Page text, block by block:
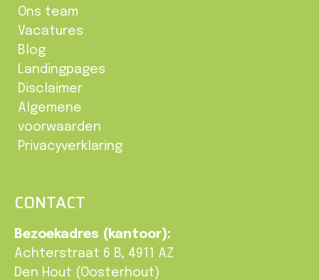
Ons team
Vacatures
Blog
Landingpages
Disclaimer
Algemene
voorwaarden
Privacyverklaring
CONTACT
Bezoekadres (kantoor):
Achterstraat 6 B, 4911 AZ
Den Hout (Oosterhout)